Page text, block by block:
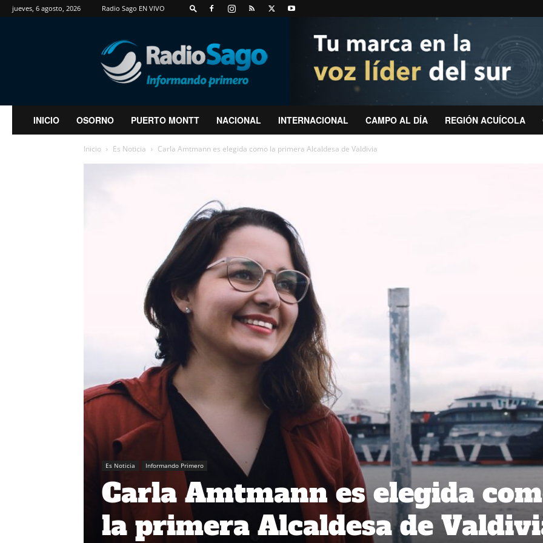
jueves, 6 agosto, 2026 Radio Sago EN VIVO
RadioSago
INICIO OSORNO PUERTO MONTT NACIONAL INTERNACIONAL CAMPO AL DÍA REGIÓN ACUÍCOLA
Inicio Es Noticia Carla Amtmann es elegida como la primera Alcaldesa de Valdivia
Es Noticia Informando Primero
Carla Amtmann es elegida
la primera Alcaldesa de